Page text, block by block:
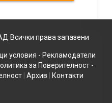
Всички права запазени
условия - Рекламодатели
за Поверителност -
Архив Контакти